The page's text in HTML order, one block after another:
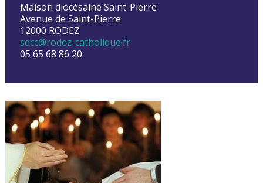
Maison diocésaine Saint-Pierre
Avenue de Saint-Pierre
12000 RODEZ
sdcc@rodez-catholique.fr
05 65 68 86 20